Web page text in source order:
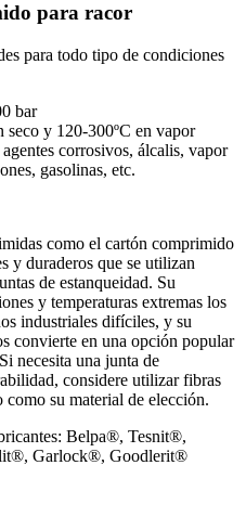
para racor
para todo tipo de condiciones
bar
seco y 120-300ºC en vapor
corrosivos, álcalis, vapor
gasolinas, etc.
como el cartón comprimido
y duraderos que se utilizan
de estanqueidad. Su
y temperaturas extremas los
industriales difíciles, y su
convierte en una opción popular
necesita una junta de
considere utilizar fibras
su material de elección.
Belpa®, Tesnit®,
Garlock®, Goodlerit®